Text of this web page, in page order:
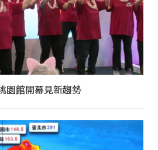
園館開幕見新趨勢